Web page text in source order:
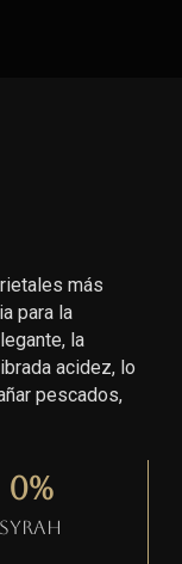
más
para la
la
acidez, lo
pescados,
Syrah
0%